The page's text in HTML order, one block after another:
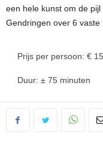
een hele kunst om de
Gendringen over 6 vaste
Prijs per persoon: € 15
Duur: ± 75 minuten